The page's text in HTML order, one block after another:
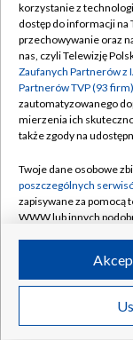
Abonament TVP
Emisja w TVP
Centrum
Naziemna
Rada
System NOS
Informacje o
Program dla
Ogłoszenie
©2026
korzystanie z
dostęp do informacji
przechowywanie oraz
nas, czyli Telewizję
Zaufanych Partnerów z
Partnerów TVP (93 firm)
zautomatyzowanego
mierzenia ich
także zgody na
Twoje dane osobowe
poszczególnych
zapisywane za pomocą
WWW lub innych
ruchu w Internecie.
Twoje dane osobowe
poszczególnych